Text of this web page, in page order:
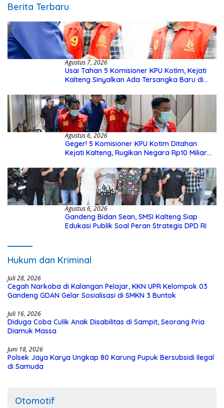
Berita Terbaru
Agustus 7, 2026
Usai Tahan 5 Komisioner KPU Kotim, Kejati
Kalteng Sinyalkan Ada Tersangka Baru di
Agustus 6, 2026
Geger! 5 Komisioner KPU Kotim Ditahan
Kejati Kalteng, Rugikan Negara Rp10 Miliar
Agustus 6, 2026
Gandeng Bidan Sean, SMSI Kalteng Siap
Edukasi Publik Soal Peran Strategis DPD RI
Hukum dan Kriminal
Juli 28, 2026
Cegah Narkoba di Kalangan Pelajar, KKN UPR Kelompok 03
Gandeng GDAN Gelar Sosialisasi di SMKN 3 Buntok
Juli 16, 2026
Diduga Coba Culik Anak Disabilitas di Sampit, Seorang Pria
Diamuk Massa
Juni 18, 2026
Polsek Jaya Karya Ungkap 80 Karung Pupuk Bersubsidi Ilegal
di Samuda
Otomotif